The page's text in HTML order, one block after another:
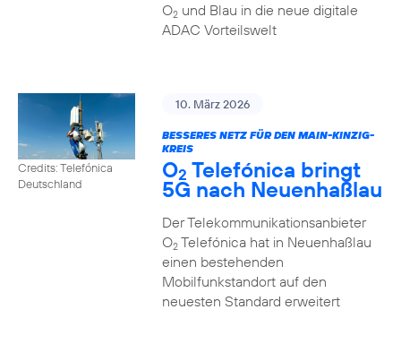
O2und Blau in die neue digitale
ADAC Vorteilswelt
Credits: Telefónica
Deutschland
10. März 2026
BESSERES NETZ FÜR DEN MAIN-KINZIG-
KREIS
O2 Telefónica bringt
5G nach Neuenhaßlau
Der Telekommunikationsanbieter
O2Telefónica hat in Neuenhaßlau
einen bestehenden
Mobilfunkstandort auf den
neuesten Standard erweitert